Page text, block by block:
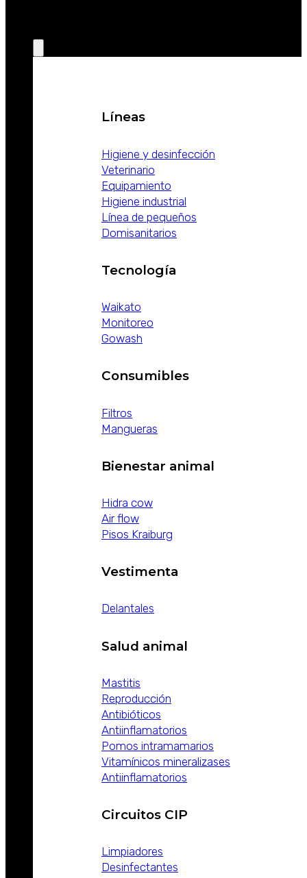
Líneas
Higiene y desinfección
Veterinario
Equipamiento
Higiene industrial
Línea de pequeños
Domisanitarios
Tecnología
Waikato
Monitoreo
Gowash
Consumibles
Filtros
Mangueras
Bienestar animal
Hidra cow
Air flow
Pisos Kraiburg
Vestimenta
Delantales
Salud animal
Mastitis
Reproducción
Antibióticos
Antiinflamatorios
Pomos intramamarios
Vitamínicos mineralizases
Antiinflamatorios
Circuitos CIP
Limpiadores
Desinfectantes